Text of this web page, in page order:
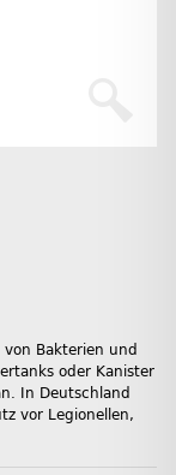
von Bakterien und
oder Kanister
In Deutschland
vor Legionellen,